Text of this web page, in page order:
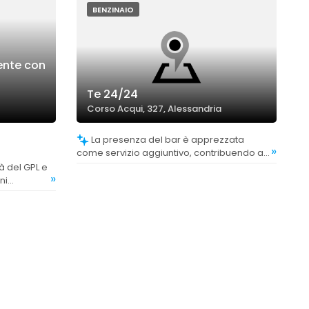
con
»
BENZINAIO
Te 24/24
Corso Acqui, 327, Alessandria
La presenza del bar è apprezzata
come servizio aggiuntivo, contribuendo a
»